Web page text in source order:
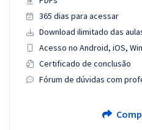
365 dias para acessar
Download ilimitado das
Acesso no Android, iOS,
Certificado de conclusão
Fórum de dúvidas com